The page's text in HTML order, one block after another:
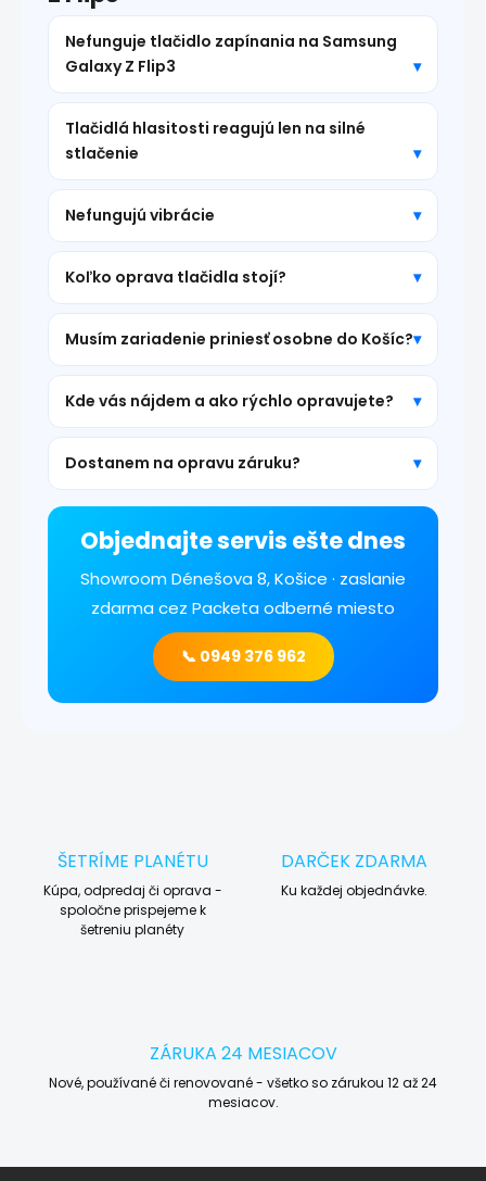
Nefunguje tlačidlo zapínania na Samsung
Galaxy Z Flip3
Tlačidlá hlasitosti reagujú len na silné
stlačenie
Nefungujú vibrácie
Koľko oprava tlačidla stojí?
Musím zariadenie priniesť osobne do Košíc?
Kde vás nájdem a ako rýchlo opravujete?
Dostanem na opravu záruku?
Objednajte servis ešte dnes
Showroom Dénešova 8, Košice · zaslanie
zdarma cez Packeta odberné miesto
📞 0949 376 962
ŠETRÍME PLANÉTU
Kúpa, odpredaj či oprava -
spoločne prispejeme k
šetreniu planéty
DARČEK ZDARMA
Ku každej objednávke.
ZÁRUKA 24 MESIACOV
Nové, používané či renovované - všetko so zárukou 12 až 24
mesiacov.